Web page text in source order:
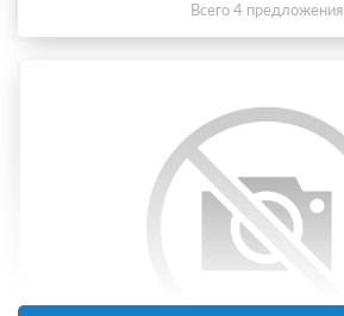
всего 4 предложения